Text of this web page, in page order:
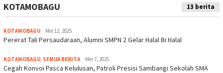
KOTAMOBAGU 13 berita
KOTAMOBAGU Mei 12, 2025
Pererat Tali Persaudaraan, Alumni SMPN 2 Gelar Halal Bi Halal
KOTAMOBAGU SEMUA BERITA Mei 7, 2025
Cegah Konvoi Pasca Kelulusan, Patroli Presisi Sambangi Sekolah SMA